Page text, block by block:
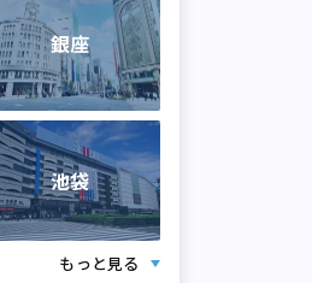
銀座
池袋
もっと見る